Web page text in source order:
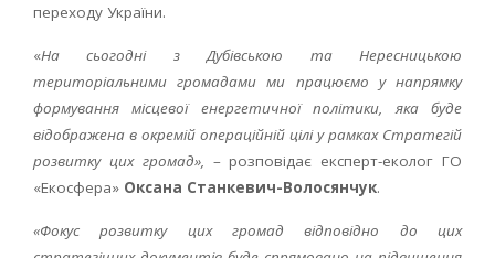
переходу України.
«На сьогодні з Дубівською та Нересницькою
територіальними громадами ми працюємо у напрямку
формування місцевої енергетичної політики, яка буде
відображена в окремій операційній цілі у рамках Стратегій
розвитку цих громад», – розповідає експерт-еколог ГО
«Екосфера» Оксана Станкевич-Волосянчук.
«Фокус розвитку цих громад відповідно до цих